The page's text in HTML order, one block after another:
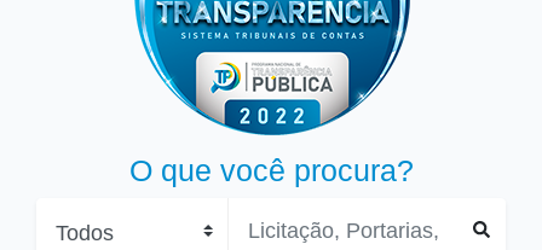
O que você procura?